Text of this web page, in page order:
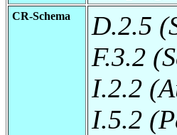
CR-Schema
D.2.5
F.3.2
I.2.2
I.5.2